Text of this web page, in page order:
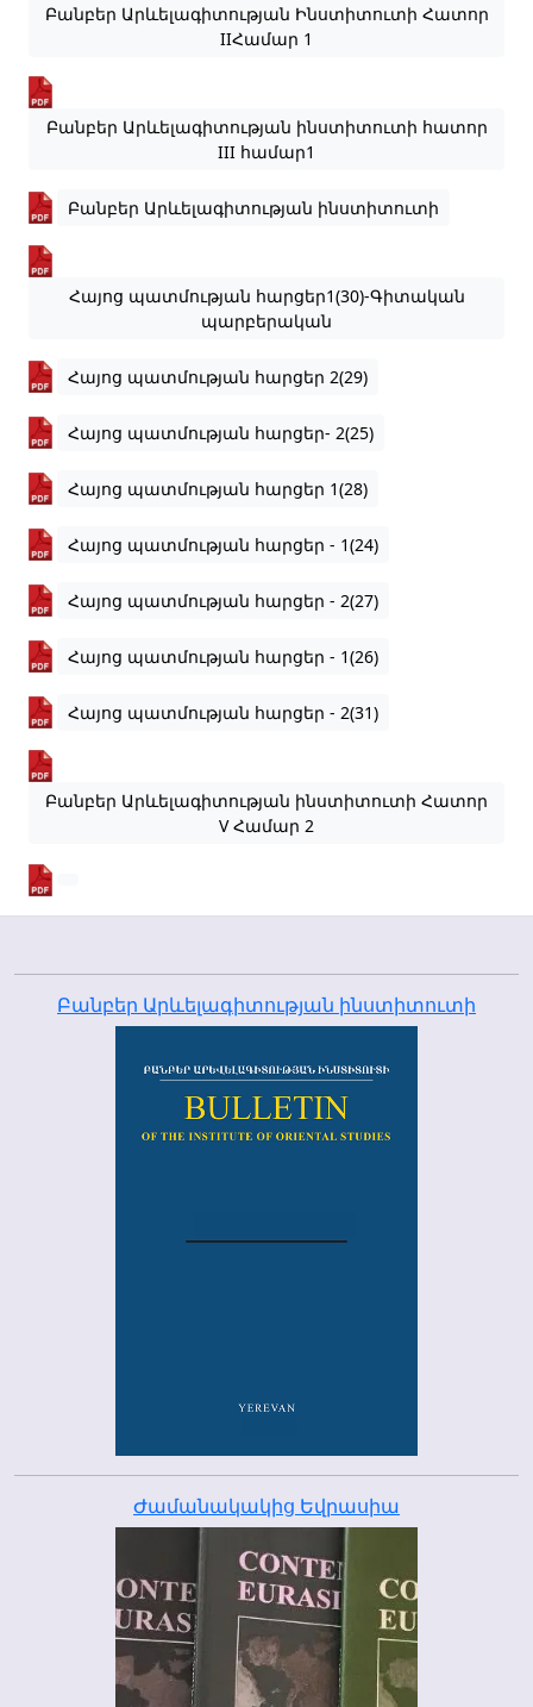
Բանբեր Արևելագիտության Ինստիտուտի Հատոր
IIՀամար 1
Բանբեր Արևելագիտության ինստիտուտի հատոր
III համար1
Բանբեր Արևելագիտության ինստիտուտի
Հայոց պատմության հարցեր1(30)-Գիտական
պարբերական
Հայոց պատմության հարցեր 2(29)
Հայոց պատմության հարցեր- 2(25)
Հայոց պատմության հարցեր 1(28)
Հայոց պատմության հարցեր - 1(24)
Հայոց պատմության հարցեր - 2(27)
Հայոց պատմության հարցեր - 1(26)
Հայոց պատմության հարցեր - 2(31)
Բանբեր Արևելագիտության ինստիտուտի Հատոր
V Համար 2
Բանբեր Արևելագիտության ինստիտուտի
Ժամանակակից Եվրասիա